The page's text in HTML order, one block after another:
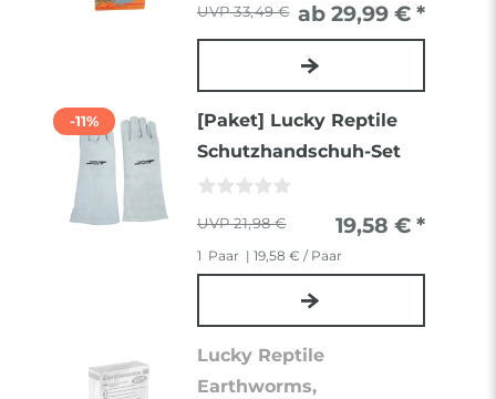
33,49 € ab 29,99 € *
-11%
[Paket] Lucky Reptile
Schutzhandschuh-Set
21,98 € 19,58 € *
1 Paar | 19,58 € / Paar
Lucky Reptile
Earthworms,